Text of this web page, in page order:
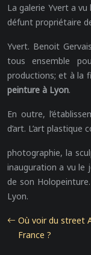
La galerie Yvert a vu
défunt propriétaire
Yvert. Benoit
tous ensemble
productions; et à la
peinture à Lyon.
En outre,
d’art. L’art plastique
photographie, la
inauguration a vu le
de son
Lyon.
Où voir du street
France ?